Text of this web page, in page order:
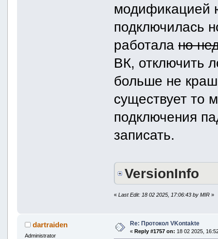
модификацией
подключилась
работалано
ВК, отключить
больше не
существует то
подключения
записать.
VersionInfo
«Last Edit: 18 02 2025, 17:06:43 by MIR »
dartraiden
Administrator
Re: Протокол VKontakte
« Reply #1757 on: 18 02 2025,